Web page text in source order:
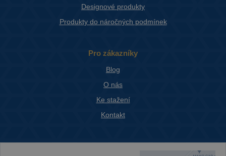
Designové produkty
Produkty do náročných podmínek
Pro zákazníky
Blog
O nás
Ke stažení
Kontakt